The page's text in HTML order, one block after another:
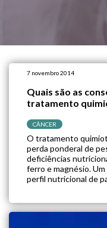
7 novembro 2014
Quais são as
tratamento
CÂNCER
O tratamento
perda ponderal de
deficiências
ferro e magnésio.
perfil nutricional de
dos pacientes […]